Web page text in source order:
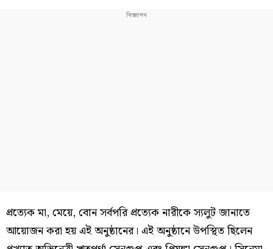
প্রত্যেক মা, মেয়ে, বোন সর্বপরি প্রত্যেক নারীকে স্যলুট জানাতে
আয়োজন করা হয় এই অনুষ্ঠানের। এই অনুষ্ঠানে উপস্থিত ছিলেন